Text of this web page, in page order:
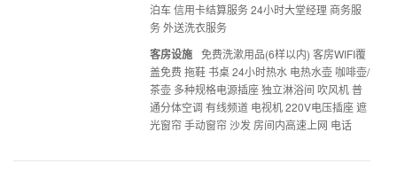
泊车 信用卡结算服务 24小时大堂经理 商务服
务 外送洗衣服务
客房设施 免费洗漱用品(6样以内) 客房WIFI覆
盖免费 拖鞋 书桌 24小时热水 电热水壶 咖啡壶/
茶壶 多种规格电源插座 独立淋浴间 吹风机 普
通分体空调 有线频道 电视机 220V电压插座 遮
光窗帘 手动窗帘 沙发 房间内高速上网 电话